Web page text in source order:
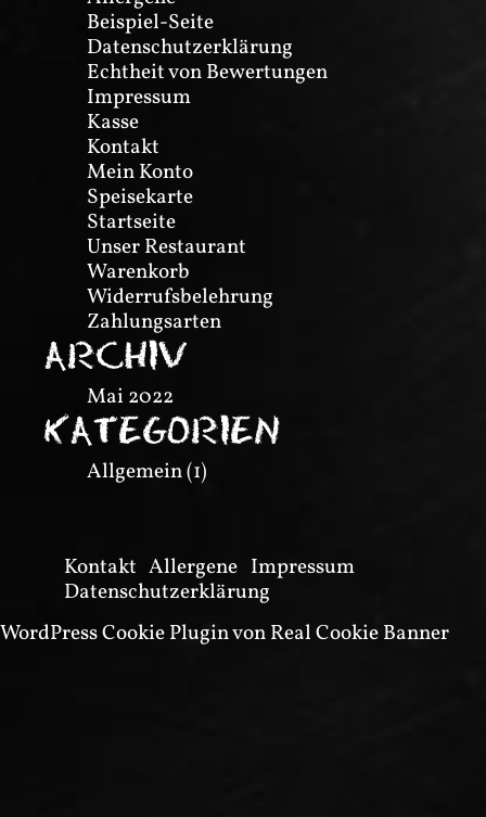
Beispiel-Seite
Datenschutzerklärung
Echtheit von Bewertungen
Impressum
Kasse
Kontakt
Mein Konto
Speisekarte
Startseite
Unser Restaurant
Warenkorb
Widerrufsbelehrung
Zahlungsarten
ARCHIV
Mai 2022
KATEGORIEN
Allgemein(1)
Kontakt Allergene Impressum
Datenschutzerklärung
WordPress Cookie Plugin von Real Cookie Banner